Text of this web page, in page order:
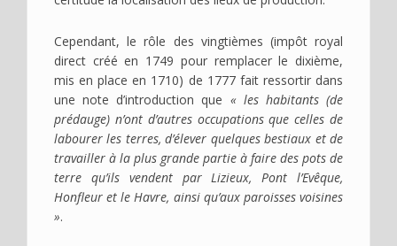
Cependant, le rôle des vingtièmes (impôt royal
direct créé en 1749 pour remplacer le dixième,
mis en place en 1710) de 1777 fait ressortir dans
une note d’introduction que « les habitants (de
prédauge) n’ont d’autres occupations que celles de
labourer les terres, d’élever quelques bestiaux et de
travailler à la plus grande partie à faire des pots de
terre qu’ils vendent par Lizieux, Pont l’Evêque,
Honfleur et le Havre, ainsi qu’aux paroisses voisines
».